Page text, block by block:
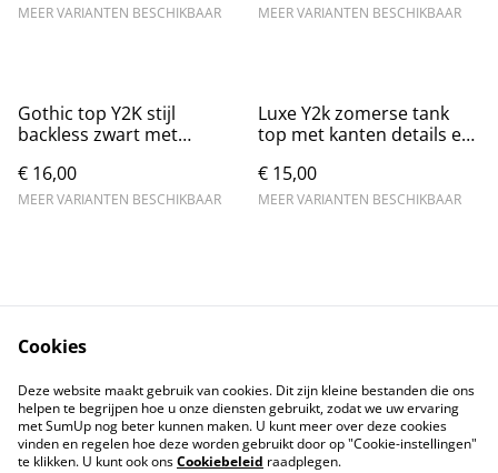
MEER VARIANTEN BESCHIKBAAR MEER VARIANTEN BESCHIKBAAR
Gothic top Y2K stijl
backless zwart met
€ 16,00
MEER VARIANTEN BESCHIKBAAR
Luxe Y2k zomerse tank
top met kanten details en
€ 15,00
MEER VARIANTEN BESCHIKBAAR
Contact
Voorwaarden
Privacybeleid
Cookiebeleid
Cookies
Deze website maakt gebruik van cookies. Dit zijn kleine bestanden die ons
helpen te begrijpen hoe u onze diensten gebruikt, zodat we uw ervaring
met SumUp nog beter kunnen maken. U kunt meer over deze cookies
vinden en regelen hoe deze worden gebruikt door op "Cookie-instellingen"
te klikken. U kunt ook onsCookiebeleid raadplegen.